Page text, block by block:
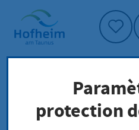
Accueil"
Page d'accueil
Protection du climat et
protection